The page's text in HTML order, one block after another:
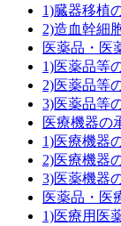
1)臓器移植
2)造血幹細
医薬品・医
1)医薬品等
2)医薬品等
3)医薬品等
医療機器の
1)医療機器
2)医療機器
3)医薬機器
医薬品・医
1)医療用医